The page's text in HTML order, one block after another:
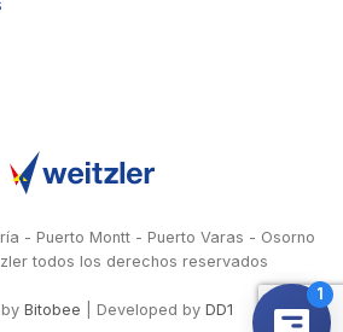
- Puerto Montt - Puerto Varas - Osorno
todos los derechos reservados
Bitobee | Developed by DD1